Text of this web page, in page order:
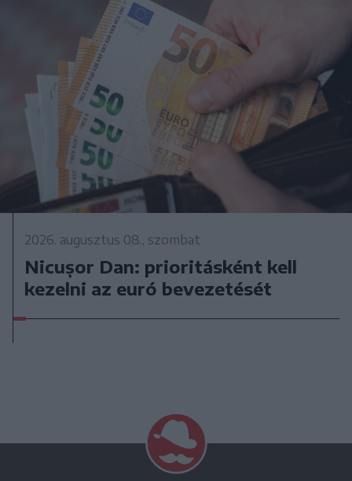
2026. augusztus 08., szombat
Nicușor Dan: prioritásként kell
kezelni az euró bevezetését